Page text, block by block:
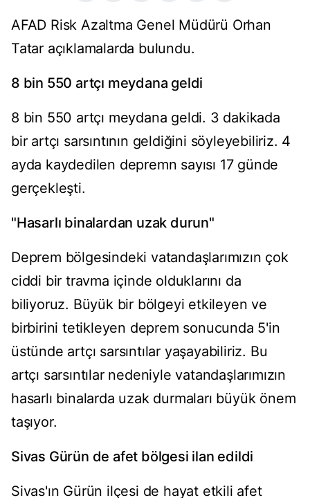
AFAD Risk Azaltma Genel Müdürü Orhan
Tatar açıklamalarda bulundu.
8 bin 550 artçı meydana geldi
8 bin 550 artçı meydana geldi. 3 dakikada
bir artçı sarsıntının geldiğini söyleyebiliriz. 4
ayda kaydedilen depremn sayısı 17 günde
gerçekleşti.
"Hasarlı binalardan uzak durun"
Deprem bölgesindeki vatandaşlarımızın çok
ciddi bir travma içinde olduklarını da
biliyoruz. Büyük bir bölgeyi etkileyen ve
birbirini tetikleyen deprem sonucunda 5'in
üstünde artçı sarsıntılar yaşayabiliriz. Bu
artçı sarsıntılar nedeniyle vatandaşlarımızın
hasarlı binalarda uzak durmaları büyük önem
taşıyor.
Sivas Gürün de afet bölgesi ilan edildi
Sivas'ın Gürün ilçesi de hayat etkili afet